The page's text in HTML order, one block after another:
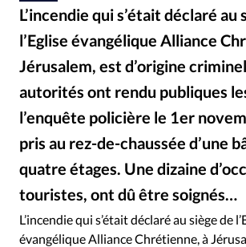
Se connecter
Devise:
RUBRIQUES
Bible Culture
Eglises
Histoire Laicité
Liberté
Mission
Monde People
Société
L’incendie qui s’était déclaré au
l’Eglise évangélique Alliance
Jérusalem, est d’origine
autorités ont rendu publiques
l’enquête policière le 1er
pris au rez-de-chaussée d’une
quatre étages. Une dizaine
touristes, ont dû être soignés…
L’incendie qui s’était déclaré au siège de
évangélique Alliance Chrétienne, à